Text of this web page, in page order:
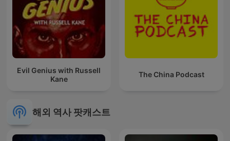
Evil Genius with Russell
Kane
The China Podcast
해외 역사 팟캐스트